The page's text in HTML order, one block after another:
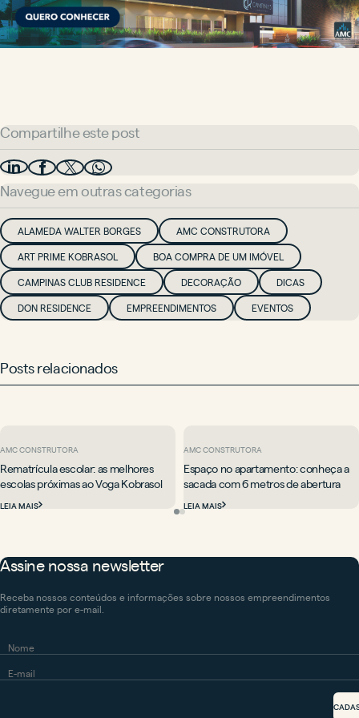
Compartilhe este post
Navegue em outras categorias
ALAMEDA WALTER BORGES
AMC CONSTRUTORA
ART PRIME KOBRASOL
BOA COMPRA DE UM IMÓVEL
CAMPINAS CLUB RESIDENCE
DECORAÇÃO
DICAS
DON RESIDENCE
EMPREENDIMENTOS EVENTOS
Posts relacionados
AMC CONSTRUTORA
Rematrícula escolar: as melhores
escolas próximas ao Voga Kobrasol
LEIA MAIS
AMC CONSTRUTORA
Espaço no apartamento: conheça a
sacada com 6 metros de abertura
LEIA MAIS
Assine nossa newsletter
Receba nossos conteúdos e informações sobre nossos empreendimentos
diretamente por e-mail.